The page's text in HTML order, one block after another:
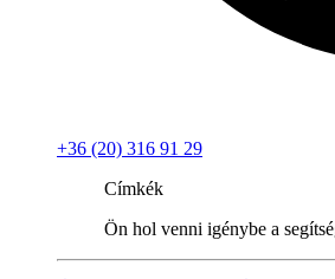
+36 (20) 316 91 29
Címkék
Ön hol venni igénybe a